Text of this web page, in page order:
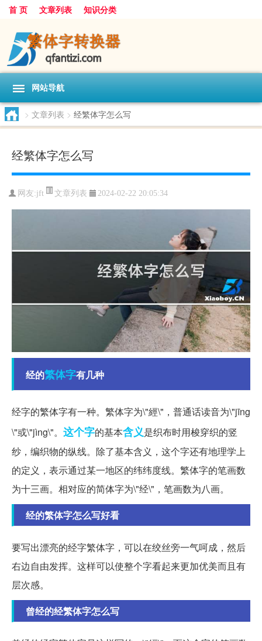
首 页 文章列表 知识分类
网站导航
> 文章列表 > 经繁体字怎么写
经繁体字怎么写
网友:jft 文章列表 2024-02-22 20:05:34
经的繁体字有几种
经字的繁体字有一种。繁体字为\"經\"，普通话读音为\"jīng
\"或\"jìng\"。 这个字的基本含义是织布时用梭穿织的竖
纱，编织物的纵线。除了基本含义，这个字还有地理学上
的定义，表示通过某一地区的纬纬度线。繁体字的笔画数
为十三画。相对应的简体字为\"经\"，笔画数为八画。
经的繁体字怎么写好看
要写出漂亮的经字繁体字，可以在绞丝旁一气呵成，然后
右边自由发挥。这样可以使整个字看起来更加优美而且有
层次感。
曾经的经繁体字怎么写